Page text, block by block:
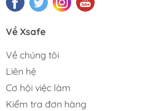
Về Xsafe
Về chúng tôi
Liên hệ
Cơ hội việc làm
Kiểm tra đơn hàng